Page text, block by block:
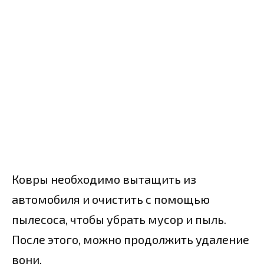
Ковры необходимо вытащить из
автомобиля и очистить с помощью
пылесоса, чтобы убрать мусор и пыль.
После этого, можно продолжить удаление
вони.